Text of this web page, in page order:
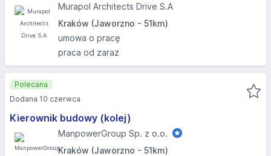
Murapol Architects Drive S.A
Kraków (Jaworzno - 51km)
umowa o pracę
praca od zaraz
Kierownik budowy (kolej)
ManpowerGroup Sp. z o.o.
Kraków (Jaworzno - 51km)
Polecana
Dodana 10 czerwca